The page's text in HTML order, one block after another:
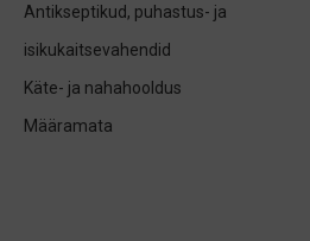
Antikseptikud, puhastus- ja
isikukaitsevahendid
Käte- ja nahahooldus
Määramata